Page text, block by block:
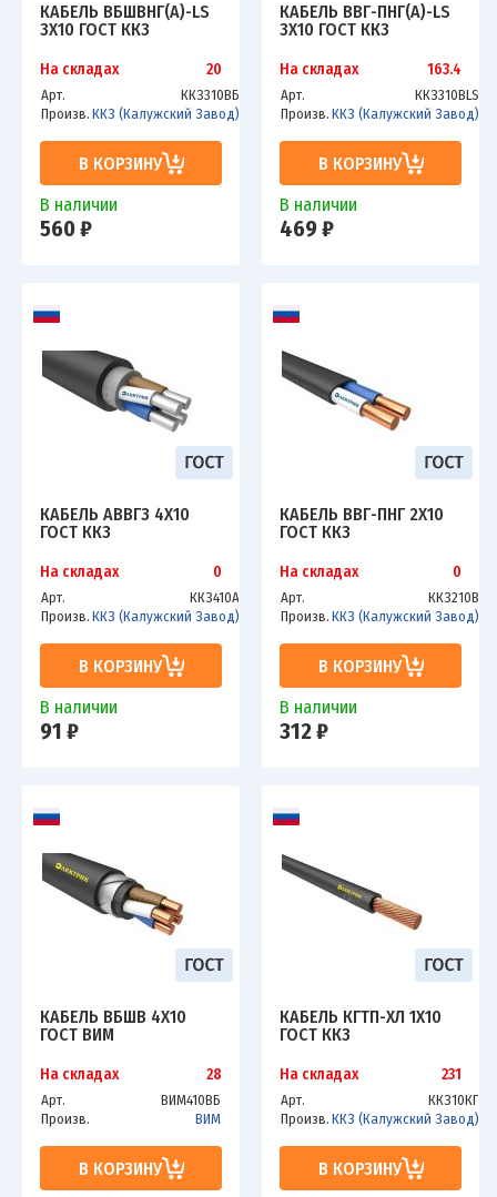
КАБЕЛЬ ВБШВНГ(А)-LS
3Х10 ГОСТ ККЗ
На складах 20
Арт.
ККЗ310ВБ
Произв. ККЗ (Калужский Завод)
В КОРЗИНУ
В наличии
560 ₽
КАБЕЛЬ ВВГ-ПНГ(А)-LS
3Х10 ГОСТ ККЗ
На складах 163.4
Арт.
ККЗ310ВLS
Произв. ККЗ (Калужский Завод)
В КОРЗИНУ
В наличии
469 ₽
КАБЕЛЬ АВВГЗ 4Х10
ГОСТ ККЗ
На складах 0
Арт.
ККЗ410А
Произв. ККЗ (Калужский Завод)
В КОРЗИНУ
В наличии
91 ₽
КАБЕЛЬ ВВГ-ПНГ 2Х10
ГОСТ ККЗ
На складах 0
Арт.
ККЗ210В
Произв. ККЗ (Калужский Завод)
В КОРЗИНУ
В наличии
312 ₽
КАБЕЛЬ ВБШВ 4Х10
ГОСТ ВИМ
На складах 28
Арт.
ВИМ410ВБ
Произв.
ВИМ
В КОРЗИНУ
КАБЕЛЬ КГТП-ХЛ 1Х10
ГОСТ ККЗ
На складах 231
Арт.
ККЗ10КГ
Произв. ККЗ (Калужский Завод)
В КОРЗИНУ